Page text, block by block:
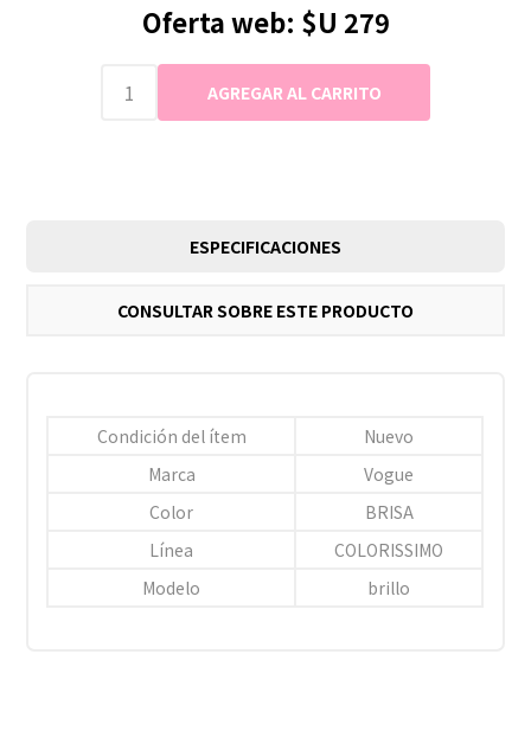
Oferta web: $U 279
ESPECIFICACIONES
CONSULTAR SOBRE ESTE PRODUCTO
Condición del ítem
Nuevo
Marca
Vogue
Color
BRISA
Línea
COLORISSIMO
Modelo
brillo